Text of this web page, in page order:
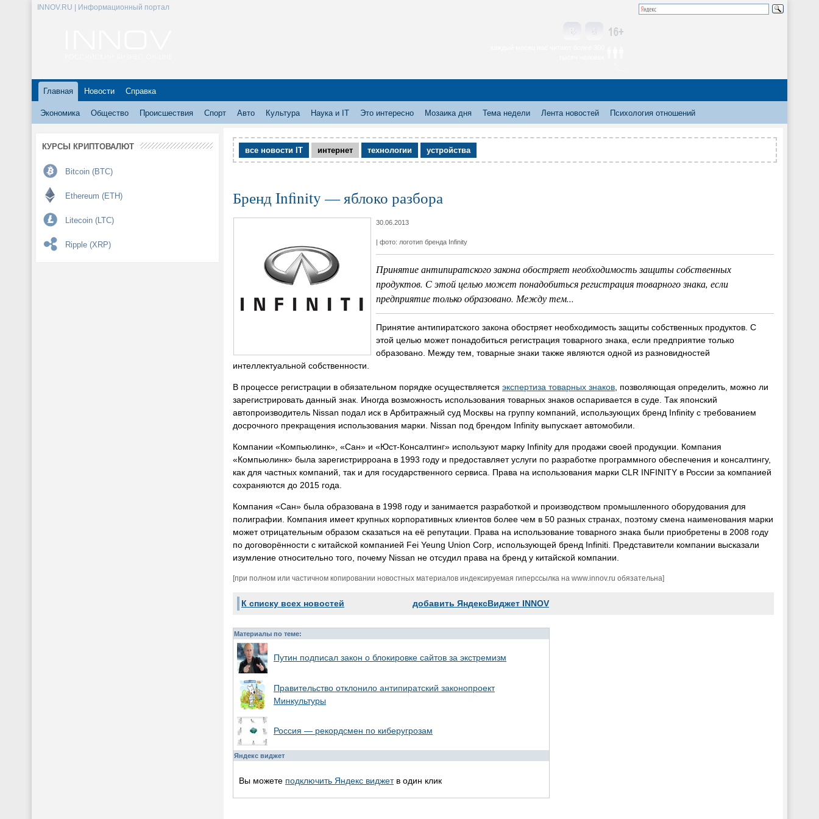
INNOV.RU | Информационный портал
Главная Новости Справка
Экономика Общество Происшествия Спорт Авто Культура Наука и IT Это интересно Мозаика дня Тема недели Лента новостей Психология отношений
КУРСЫ КРИПТОВАЛЮТ
Bitcoin (BTC)
Ethereum (ETH)
Litecoin (LTC)
Ripple (XRP)
все новости IT интернет технологии устройства
Бренд Infinity — яблоко разбора
30.06.2013
| фото: логотип бренда Infinity
Принятие антипиратского закона обостряет необходимость защиты собственных
продуктов. С этой целью может понадобиться регистрация товарного знака, если
предприятие только образовано. Между тем...
Принятие антипиратского закона обостряет необходимость защиты собственных продуктов. С
этой целью может понадобиться регистрация товарного знака, если предприятие только
образовано. Между тем, товарные знаки также являются одной из разновидностей
интеллектуальной собственности.
В процессе регистрации в обязательном порядке осуществляется экспертиза товарных знаков , позволяющая определить, можно ли
зарегистрировать данный знак. Иногда возможность использования товарных знаков оспаривается в суде. Так японский
автопроизводитель Nissan подал иск в Арбитражный суд Москвы на группу компаний, использующих бренд Infinity с требованием
досрочного прекращения использования марки. Nissan под брендом Infinity выпускает автомобили.
Компании «Компьюлинк», «Сан» и «Юст-Консалтинг» используют марку Infinity для продажи своей продукции. Компания
«Компьюлинк» была зарегистрирроана в 1993 году и предоставляет услуги по разработке программного обеспечения и консалтингу,
как для частных компаний, так и для государственного сервиса. Права на использования марки CLR INFINITY в России за компанией
сохраняются до 2015 года.
Компания «Сан» была образована в 1998 году и занимается разработкой и производством промышленного оборудования для
полиграфии. Компания имеет крупных корпоративных клиентов более чем в 50 разных странах, поэтому смена наименования марки
может отрицательным образом сказаться на её репутации. Права на использование товарного знака были приобретены в 2008 году
по договорённости с китайской компанией Fei Yeung Union Corp, использующей бренд Infiniti. Представители компании высказали
изумление относительно того, почему Nissan не отсудил права на бренд у китайской компании.
[при полном или частичном копировании новостных материалов индексируемая гиперссылка на www.innov.ru обязательна]
К списку всех новостей добавить ЯндексВиджет INNOV
Материалы по теме:
Путин подписал закон о блокировке сайтов за экстремизм
Правительство отклонило антипиратский законопроект
Минкультуры
Россия — рекордсмен по киберугрозам
Яндекс виджет
Вы можете подключить Яндекс виджетв один клик